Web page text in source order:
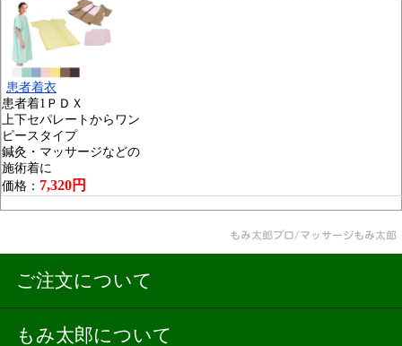
患者着衣
患者着1ＰＤＸ
上下セパレートからワン
ピースタイプ
鍼灸・マッサージなどの
施術着に
価格： 7,320円
ご注文について
もみ太郎について